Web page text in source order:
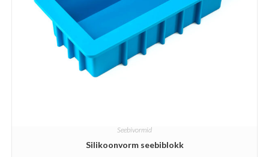
Seebivormid
Silikoonvorm seebiblokk